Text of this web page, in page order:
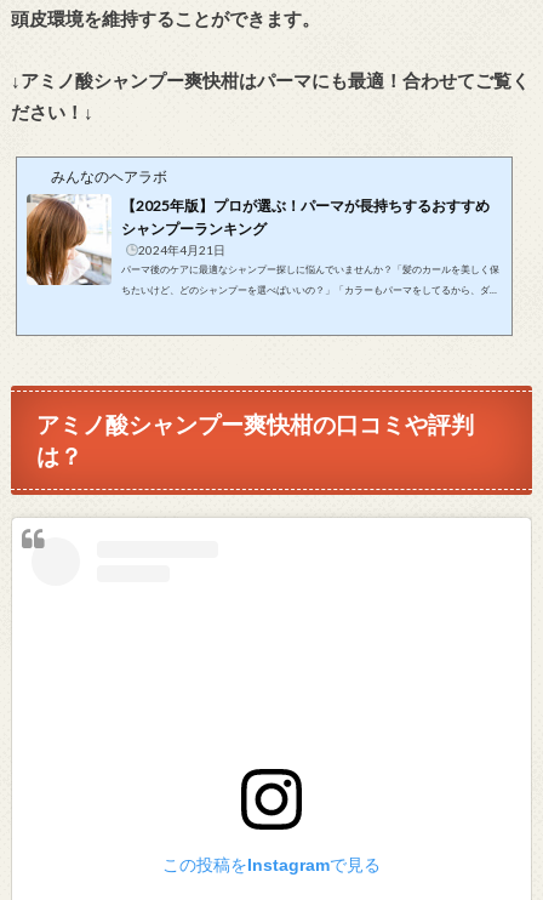
頭皮環境を維持することができます。
↓アミノ酸シャンプー爽快柑はパーマにも最適！合わせてご覧く
ださい！↓
みんなのヘアラボ
【2025年版】プロが選ぶ！パーマが長持ちするおすすめ
シャンプーランキング
2024年4月21日
パーマ後のケアに最適なシャンプー探しに悩んでいませんか？「髪のカールを美しく保
ちたいけど、どのシャンプーを選べばいいの？」「カラーもパーマをしてるから、ダメ
鏡に映る美しいパーマのあなた...
アミノ酸シャンプー爽快柑の口コミや評判
は？
この投稿をInstagramで見る